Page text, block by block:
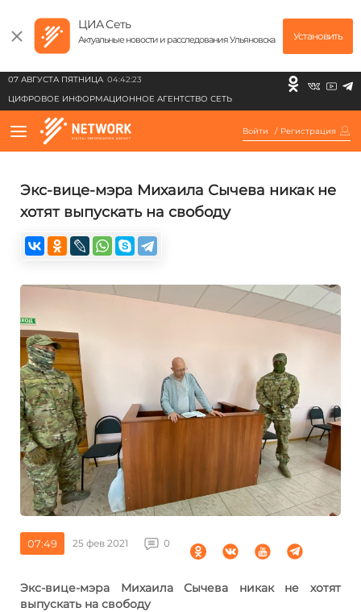
ЦИА Сеть
Актуальные новости и расследования Ульяновска Установить
07 АВГУСТА ПЯТНИЦА 04:42:23
ЦИФРОВОЕ ИНФОРМАЦИОННОЕ АГЕНТСТВО СЕТЬ
Войти / Регистрация
Экс-вице-мэра Михаила Сычева никак не
хотят выпускать на свободу
07:49 25 фев 2021 0
Экс-вице-мэра Михаила Сычева никак не хотят
выпускать на свободу